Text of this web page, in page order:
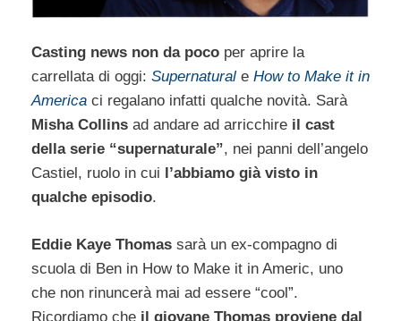
Casting news non da poco per aprire la
carrellata di oggi: Supernatural e How to Make it in
America ci regalano infatti qualche novità. Sarà
Misha Collins ad andare ad arricchire il cast
della serie “supernaturale”, nei panni dell’angelo
Castiel, ruolo in cui l’abbiamo già visto in
qualche episodio.
Eddie Kaye Thomas sarà un ex-compagno di
scuola di Ben in How to Make it in Americ, uno
che non rinuncerà mai ad essere “cool”.
Ricordiamo che il giovane Thomas proviene dal